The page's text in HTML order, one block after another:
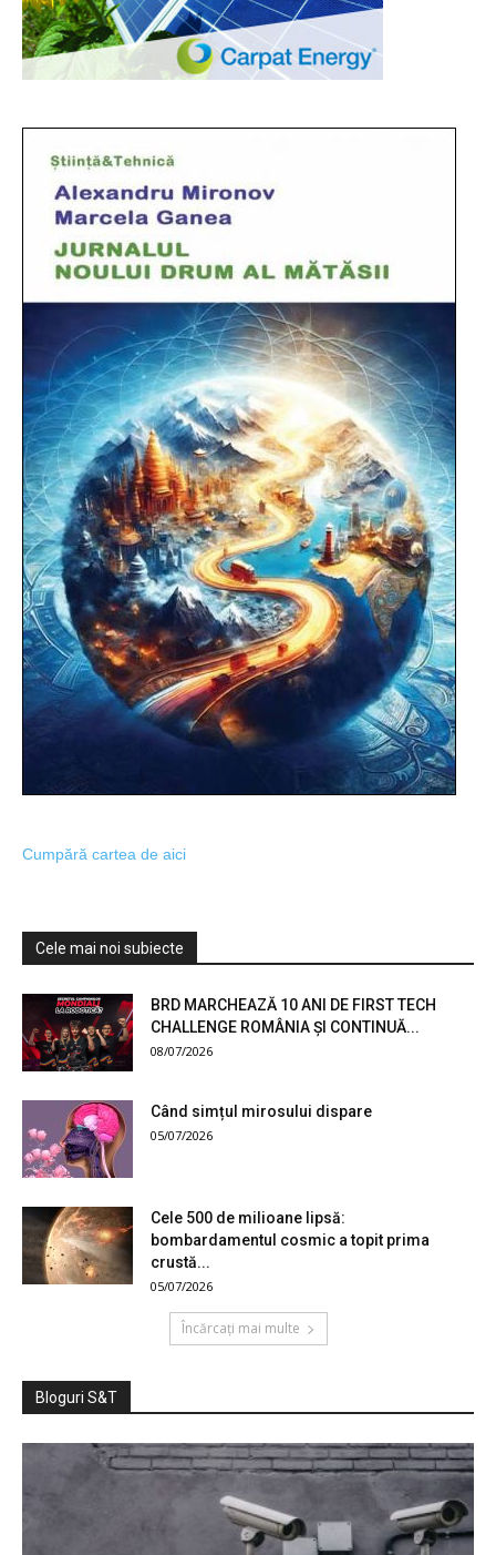
Cumpără cartea de aici
Cele mai noi subiecte
BRD MARCHEAZĂ 10 ANI DE FIRST TECH
CHALLENGE ROMÂNIA ȘI CONTINUĂ...
08/07/2026
Când simțul mirosului dispare
05/07/2026
Cele 500 de milioane lipsă:
bombardamentul cosmic a topit prima
crustă...
05/07/2026
Încărcați mai multe
Bloguri S&T